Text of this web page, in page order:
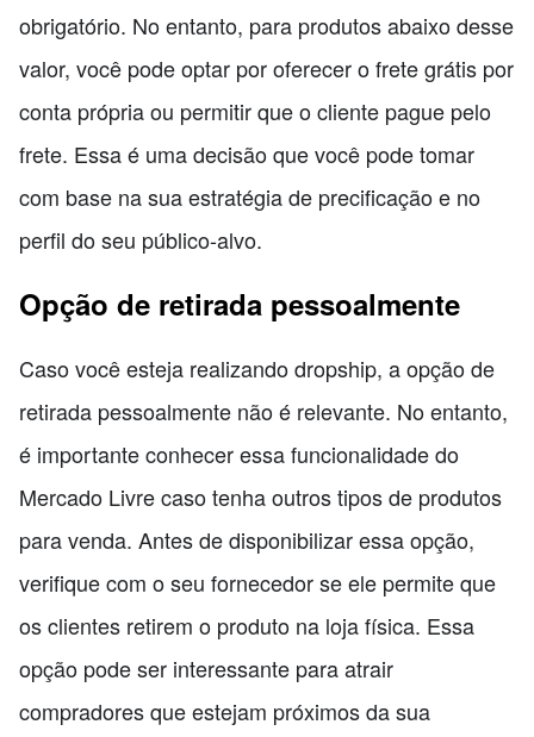
obrigatório. No entanto, para produtos abaixo desse
valor, você pode optar por oferecer o frete grátis por
conta própria ou permitir que o cliente pague pelo
frete. Essa é uma decisão que você pode tomar
com base na sua estratégia de precificação e no
perfil do seu público-alvo.
Opção de retirada pessoalmente
Caso você esteja realizando dropship, a opção de
retirada pessoalmente não é relevante. No entanto,
é importante conhecer essa funcionalidade do
Mercado Livre caso tenha outros tipos de produtos
para venda. Antes de disponibilizar essa opção,
verifique com o seu fornecedor se ele permite que
os clientes retirem o produto na loja física. Essa
opção pode ser interessante para atrair
compradores que estejam próximos da sua